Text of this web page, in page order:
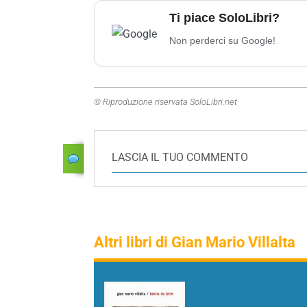
Ti piace SoloLibri?
Non perderci su Google!
© Riproduzione riservata SoloLibri.net
LASCIA IL TUO COMMENTO
Altri libri di Gian Mario Villalta